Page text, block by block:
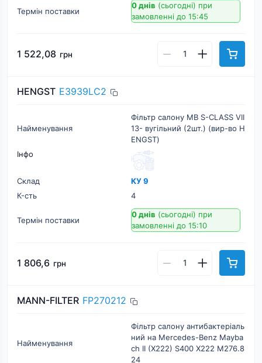
Термін поставки
0 днів (сьогодні) при
замовленні до 15:45
1 522,08 грн
HENGST E3939LC2
Найменування
Фільтр салону MB S-CLASS VII
13- вугільний (2шт.) (вир-во H
ENGST)
Інфо
Склад
КУ 9
К-cть
4
Термін поставки
0 днів (сьогодні) при
замовленні до 15:10
1 806,6 грн
MANN-FILTER FP270212
Найменування
Фільтр салону антибактеріаль
ний на Mercedes-Benz Mayba
ch II (X222) S400 X222 M276.8
24